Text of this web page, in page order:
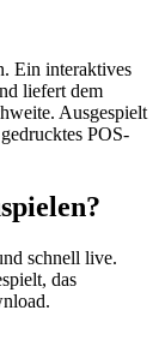
Ein interaktives
liefert dem
Ausgespielt
POS-
schnell live.
das